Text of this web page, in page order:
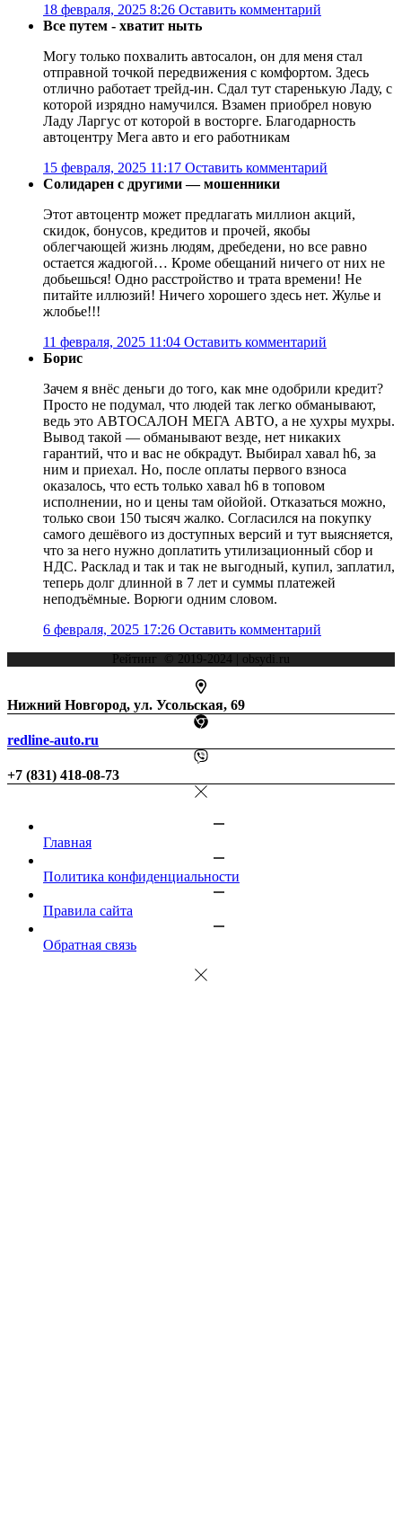
18 февраля, 2025 8:26 Оставить комментарий
Все путем - хватит ныть
Могу только похвалить автосалон, он для меня стал
отправной точкой передвижения с комфортом. Здесь
отлично работает трейд-ин. Сдал тут старенькую Ладу, с
которой изрядно намучился. Взамен приобрел новую
Ладу Ларгус от которой в восторге. Благодарность
автоцентру Мега авто и его работникам
15 февраля, 2025 11:17 Оставить комментарий
Солидарен с другими — мошенники
Этот автоцентр может предлагать миллион акций,
скидок, бонусов, кредитов и прочей, якобы
облегчающей жизнь людям, дребедени, но все равно
остается жадюгой… Кроме обещаний ничего от них не
добьешься! Одно расстройство и трата времени! Не
питайте иллюзий! Ничего хорошего здесь нет. Жулье и
жлобье!!!
11 февраля, 2025 11:04 Оставить комментарий
Борис
Зачем я внёс деньги до того, как мне одобрили кредит?
Просто не подумал, что людей так легко обманывают,
ведь это АВТОСАЛОН МЕГА АВТО, а не хухры мухры.
Вывод такой — обманывают везде, нет никаких
гарантий, что и вас не обкрадут. Выбирал хавал h6, за
ним и приехал. Но, после оплаты первого взноса
оказалось, что есть только хавал h6 в топовом
исполнении, но и цены там ойойой. Отказаться можно,
только свои 150 тысяч жалко. Согласился на покупку
самого дешёвого из доступных версий и тут выясняется,
что за него нужно доплатить утилизационный сбор и
НДС. Расклад и так и так не выгодный, купил, заплатил,
теперь долг длинной в 7 лет и суммы платежей
неподъёмные. Ворюги одним словом.
6 февраля, 2025 17:26 Оставить комментарий
Рейтинг © 2019-2024 | obsydi.ru
Нижний Новгород, ул. Усольская, 69
redline-auto.ru
+7 (831) 418-08-73
Главная
Политика конфиденциальности
Правила сайта
Обратная связь